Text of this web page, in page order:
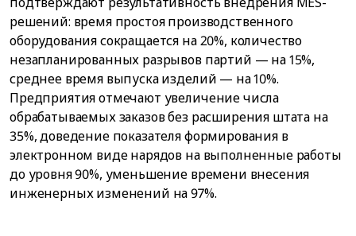
решений: время простоя производственного
оборудования сокращается на 20%, количество
незапланированных разрывов партий — на 15%,
среднее время выпуска изделий — на 10%.
Предприятия отмечают увеличение числа
обрабатываемых заказов без расширения штата на
35%, доведение показателя формирования в
электронном виде нарядов на выполненные работы
до уровня 90%, уменьшение времени внесения
инженерных изменений на 97%.